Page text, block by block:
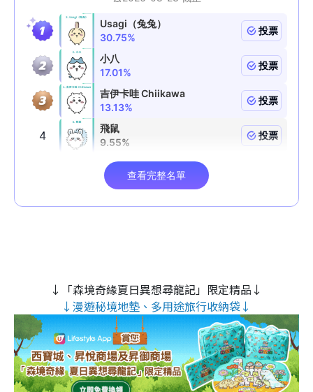
↓「森境奇緣夏日異想尋龍記」限定精品↓
↓漫遊秘境地墊、多用途旅行收納袋↓